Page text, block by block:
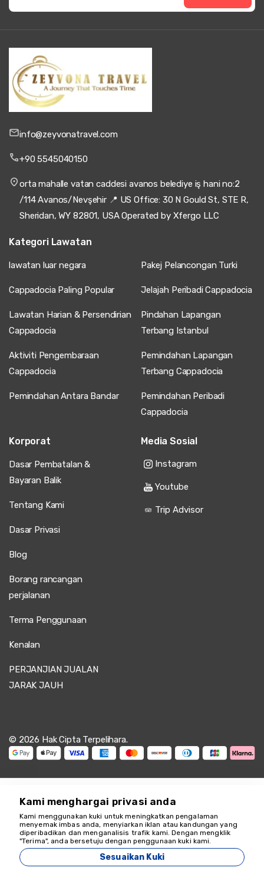
info@zeyvonatravel.com
+90 5545040150
orta mahalle vatan caddesi avanos belediye iş hani no:2
/114 Avanos/Nevşehir 📍 US Office: 30 N Gould St, STE R,
Sheridan, WY 82801, USA Operated by Xfergo LLC
Kategori Lawatan
lawatan luar negara Pakej Pelancongan Turki
Cappadocia Paling Popular Jelajah Peribadi Cappadocia
Lawatan Harian & Persendirian
Cappadocia
Pindahan Lapangan
Terbang Istanbul
Aktiviti Pengembaraan
Cappadocia
Pemindahan Lapangan
Terbang Cappadocia
Pemindahan Antara Bandar
Pemindahan Peribadi
Cappadocia
Korporat
Dasar Pembatalan &
Bayaran Balik
Tentang Kami
Dasar Privasi
Blog
Borang rancangan
perjalanan
Terma Penggunaan
Kenalan
PERJANJIAN JUALAN
JARAK JAUH
Media Sosial
Instagram
Youtube
Trip Advisor
© 2026 Hak Cipta Terpelihara.
18349
Zeyvona Travel - 18349
Kami menghargai privasi anda
Kami menggunakan kuki untuk meningkatkan pengalaman
menyemak imbas anda, menyiarkan iklan atau kandungan yang
diperibadikan dan menganalisis trafik kami. Dengan mengklik
"Terima", anda bersetuju dengan penggunaan kuki kami.
Sesuaikan Kuki
Kami di sini untuk
membantu